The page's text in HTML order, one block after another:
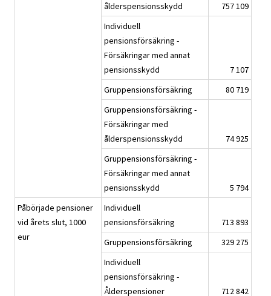
ålderspensionsskydd
757 109
Individuell
pensionsförsäkring -
Försäkringar med annat
pensionsskydd
7 107
Gruppensionsförsäkring
80 719
Gruppensionsförsäkring -
Försäkringar med
ålderspensionsskydd
74 925
Gruppensionsförsäkring -
Försäkringar med annat
pensionsskydd
5 794
Påbörjade pensioner
vid årets slut, 1000
eur
Individuell
pensionsförsäkring
713 893
Gruppensionsförsäkring
329 275
Individuell
pensionsförsäkring -
Ålderspensioner
712 842